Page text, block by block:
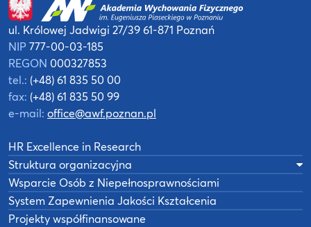
ul. Królowej Jadwigi 27/3961-871 Poznań
NIP 777-00-03-185
REGON 000327853
tel.: (+48) 61 835 50 00
fax: (+48) 61 835 50 99
e-mail: office@awf.poznan.pl
HR Excellence in Research
Struktura organizacyjna
Wsparcie Osób z Niepełnosprawnościami
System Zapewnienia Jakości Kształcenia
Projekty współfinansowane